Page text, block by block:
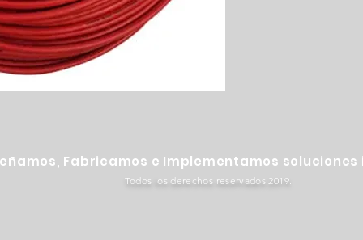
Fabricamos e Implementamos
Todos los derechos reservados 2019.